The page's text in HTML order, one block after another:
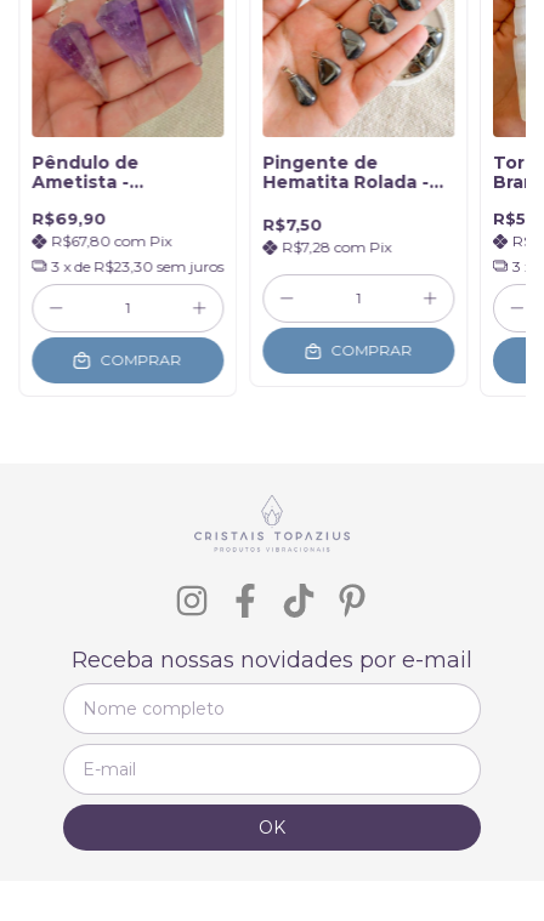
Pêndulo de
Ametista -
R$69,90
R$67,80 com Pix
3 x de R$23,30 sem juros
COMPRAR
Pingente de
Hematita Rolada -
R$7,50
R$7,28com Pix
COMPRAR
3 x
Receba nossas novidades por e-mail